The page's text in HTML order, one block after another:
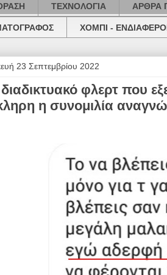
ΤΕΧΝΟΛΟΓΙΑ ΑΡΘΡΑ
ΧΟΜΠΙ -
23 Σεπτεμβρίου 2022
φλερτ που
η συνομιλία